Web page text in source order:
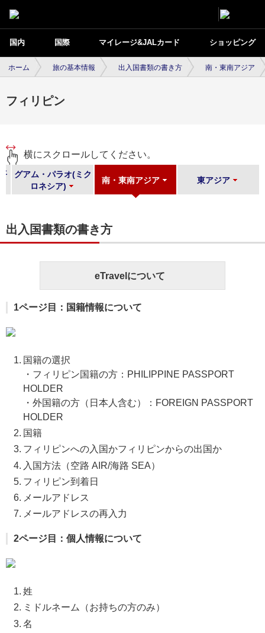
国内 国際 マイレージ&JALカード ショッピング
ホーム 旅の基本情報 出入国書類の書き方 南・東南アジア
フィリピン
横にスクロールしてください。
グアム・パラオ(ミク
ロネシア)
南・東南アジア 東アジア
出入国書類の書き方
eTravelについて
1ページ目：国籍情報について
国籍の選択
・フィリピン国籍の方：PHILIPPINE PASSPORT
HOLDER
・外国籍の方（日本人含む）：FOREIGN PASSPORT
HOLDER
国籍
フィリピンへの入国かフィリピンからの出国か
入国方法（空路 AIR/海路 SEA）
フィリピン到着日
メールアドレス
メールアドレスの再入力
2ページ目：個人情報について
姓
ミドルネーム（お持ちの方のみ）
名